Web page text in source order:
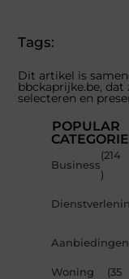
Tags:
Dit artikel is
bbckaprijke.be,
selecteren en
POPULAR
Business
(214
)
Aanbiedingen
Woning
(35